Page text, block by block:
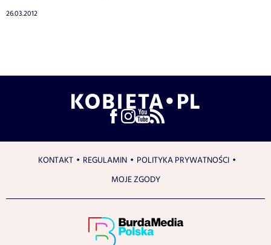
26.03.2012
KONTAKT REGULAMIN
POLITYKA PRYWATNOŚCI
MOJE ZGODY